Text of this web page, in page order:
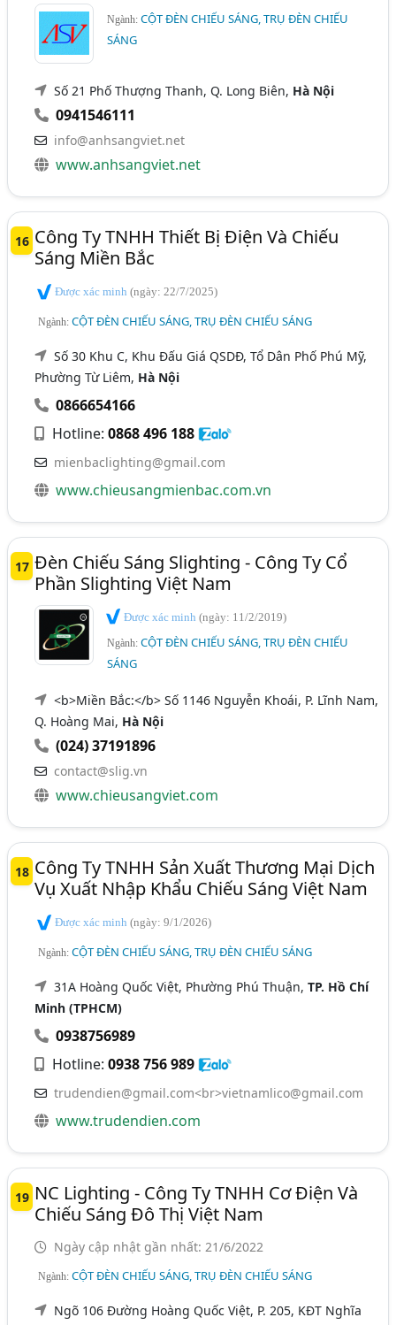
Ngành:CỘT ĐÈN CHIẾU SÁNG, TRỤ ĐÈN CHIẾU
SÁNG
Số 21 Phố Thượng Thanh, Q. Long Biên, Hà Nội
0941546111
info@anhsangviet.net
www.anhsangviet.net
16 Công Ty TNHH Thiết Bị Điện Và Chiếu
Sáng Miền Bắc
Được xác minh(ngày: 22/7/2025)
Ngành:CỘT ĐÈN CHIẾU SÁNG, TRỤ ĐÈN CHIẾU SÁNG
Số 30 Khu C, Khu Đấu Giá QSDĐ, Tổ Dân Phố Phú Mỹ,
Phường Từ Liêm, Hà Nội
0866654166
Hotline:0868 496 188
mienbaclighting@gmail.com
www.chieusangmienbac.com.vn
17 Đèn Chiếu Sáng Slighting - Công Ty Cổ
Phần Slighting Việt Nam
Được xác minh(ngày: 11/2/2019)
Ngành:CỘT ĐÈN CHIẾU SÁNG, TRỤ ĐÈN CHIẾU
SÁNG
<b>Miền Bắc:</b> Số 1146 Nguyễn Khoái, P. Lĩnh Nam,
Q. Hoàng Mai, Hà Nội
(024) 37191896
contact@slig.vn
www.chieusangviet.com
18 Công Ty TNHH Sản Xuất Thương Mại Dịch
Vụ Xuất Nhập Khẩu Chiếu Sáng Việt Nam
Được xác minh(ngày: 9/1/2026)
Ngành:CỘT ĐÈN CHIẾU SÁNG, TRỤ ĐÈN CHIẾU SÁNG
31A Hoàng Quốc Việt, Phường Phú Thuận,TP. Hồ Chí
Minh (TPHCM)
0938756989
Hotline:0938 756 989
trudendien@gmail.com<br>vietnamlico@gmail.com
www.trudendien.com
19 NC Lighting - Công Ty TNHH Cơ Điện Và
Chiếu Sáng Đô Thị Việt Nam
Ngày cập nhật gần nhất: 21/6/2022
Ngành:CỘT ĐÈN CHIẾU SÁNG, TRỤ ĐÈN CHIẾU SÁNG
Ngõ 106 Đường Hoàng Quốc Việt, P. 205, KĐT Nghĩa